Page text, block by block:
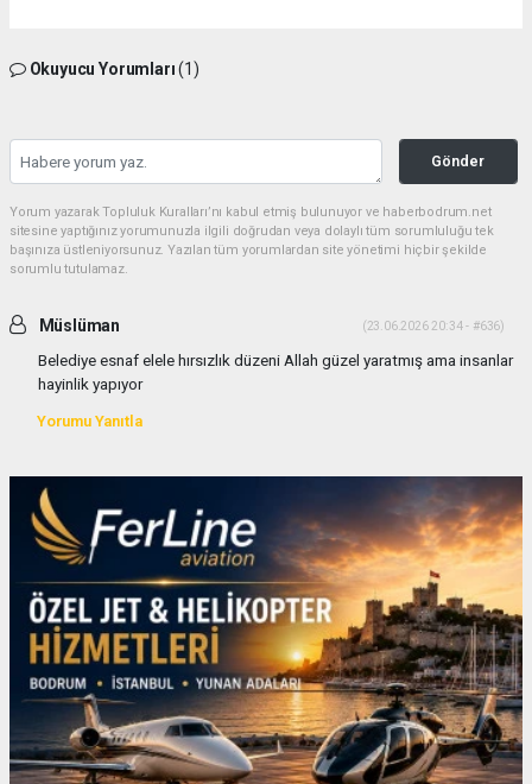
Okuyucu Yorumları(1)
Gönder
Yorum yazarak Topluluk Kuralları’nı kabul etmiş bulunuyor ve haberbodrum.net
sitesine yaptığınız yorumunuzla ilgili doğrudan veya dolaylı tüm sorumluluğu tek
başınıza üstleniyorsunuz. Yazılan tüm yorumlardan site yönetimi hiçbir şekilde
sorumlu tutulamaz.
Müslüman (23.06.2026 20:34 - #636)
Belediye esnaf elele hırsızlık düzeni Allah güzel yaratmış ama insanlar
hayinlik yapıyor
Yorumu Yanıtla